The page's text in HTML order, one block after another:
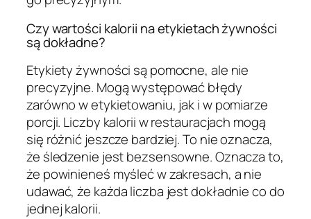
Czy wartości kalorii na etykietach żywności
są dokładne?
Etykiety żywności są pomocne, ale nie
precyzyjne. Mogą występować błędy
zarówno w etykietowaniu, jak i w pomiarze
porcji. Liczby kalorii w restauracjach mogą
się różnić jeszcze bardziej. To nie oznacza,
że śledzenie jest bezsensowne. Oznacza to,
że powinieneś myśleć w zakresach, a nie
udawać, że każda liczba jest dokładnie co do
jednej kalorii.